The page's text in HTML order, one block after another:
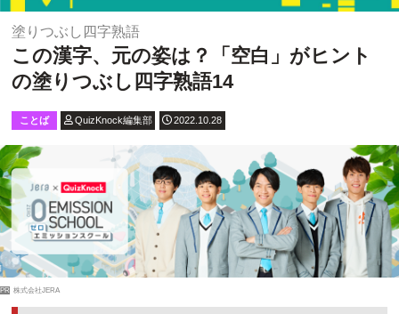
塗りつぶし四字熟語
この漢字、元の姿は？「空白」がヒント
の塗りつぶし四字熟語14
ことば QuizKnock編集部 2022.10.28
PR 株式会社JERA